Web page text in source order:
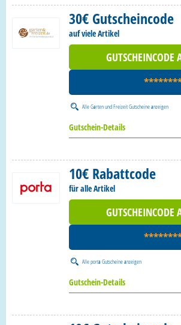
30€ Gutscheincode
auf viele Artikel
GUTSCHEINCODE
AlleGarten und Freizeit Gutscheineanzeigen
Gutschein-Details
10€ Rabattcode
für alle Artikel
GUTSCHEINCODE
Alleporta Gutscheineanzeigen
Gutschein-Details